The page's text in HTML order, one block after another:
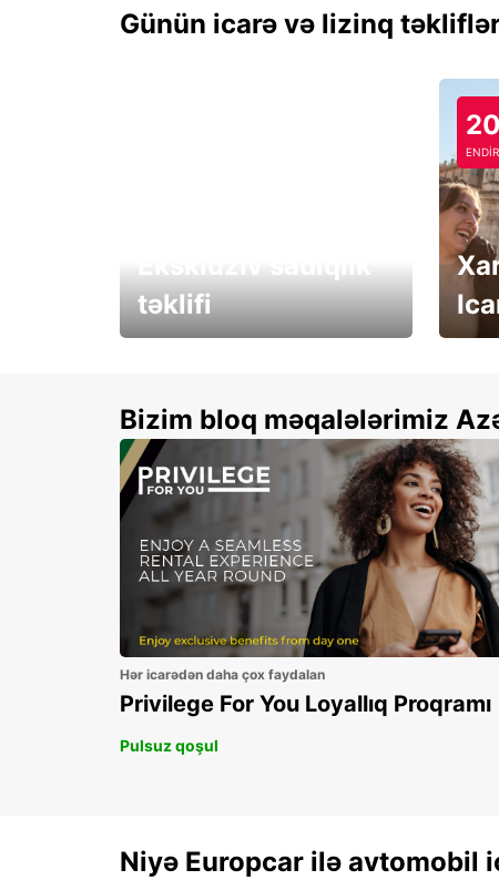
Günün icarə və lizinq
təklifi
Bizim bloq məqalələrimiz
Hər icarədən daha çox faydalan
Privilege For You Loyallıq Proqramı
Pulsuz qoşul
Niyə Europcar ilə avtomobil